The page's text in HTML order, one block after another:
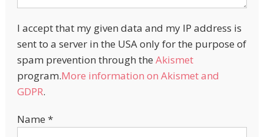
I accept that my given data and my IP address is
sent to a server in the USA only for the purpose of
spam prevention through the Akismet
program.More information on Akismet and
GDPR.
Name *